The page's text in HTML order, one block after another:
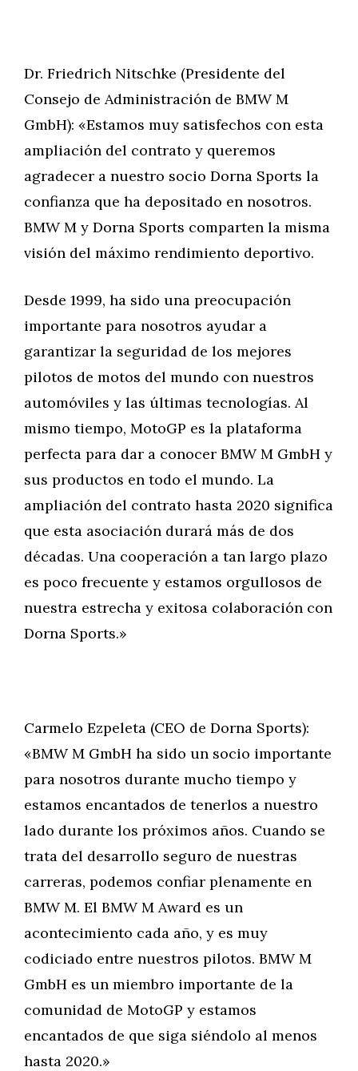
Dr. Friedrich Nitschke (Presidente del
Consejo de Administración de BMW M
GmbH): «Estamos muy satisfechos con esta
ampliación del contrato y queremos
agradecer a nuestro socio Dorna Sports la
confianza que ha depositado en nosotros.
BMW M y Dorna Sports comparten la misma
visión del máximo rendimiento deportivo.
Desde 1999, ha sido una preocupación
importante para nosotros ayudar a
garantizar la seguridad de los mejores
pilotos de motos del mundo con nuestros
automóviles y las últimas tecnologías. Al
mismo tiempo, MotoGP es la plataforma
perfecta para dar a conocer BMW M GmbH y
sus productos en todo el mundo. La
ampliación del contrato hasta 2020 significa
que esta asociación durará más de dos
décadas. Una cooperación a tan largo plazo
es poco frecuente y estamos orgullosos de
nuestra estrecha y exitosa colaboración con
Dorna Sports.»
Carmelo Ezpeleta (CEO de Dorna Sports):
«BMW M GmbH ha sido un socio importante
para nosotros durante mucho tiempo y
estamos encantados de tenerlos a nuestro
lado durante los próximos años. Cuando se
trata del desarrollo seguro de nuestras
carreras, podemos confiar plenamente en
BMW M. El BMW M Award es un
acontecimiento cada año, y es muy
codiciado entre nuestros pilotos. BMW M
GmbH es un miembro importante de la
comunidad de MotoGP y estamos
encantados de que siga siéndolo al menos
hasta 2020.»